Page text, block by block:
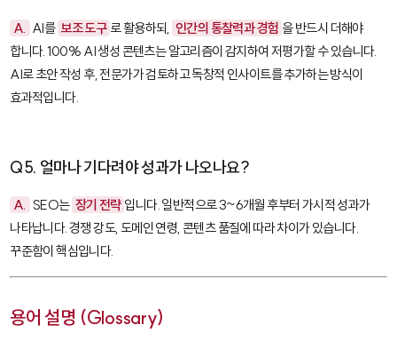
A. AI를 보조 도구 로 활용하되, 인간의 통찰력과 경험 을 반드시 더해야
합니다. 100% AI 생성 콘텐츠는 알고리즘이 감지하여 저평가할 수 있습니다.
AI로 초안 작성 후, 전문가가 검토하고 독창적 인사이트를 추가하는 방식이
효과적입니다.
Q5. 얼마나 기다려야 성과가 나오나요?
A. SEO는 장기 전략 입니다. 일반적으로 3~6개월 후부터 가시적 성과가
나타납니다. 경쟁 강도, 도메인 연령, 콘텐츠 품질에 따라 차이가 있습니다.
꾸준함이 핵심입니다.
용어 설명 (Glossary)